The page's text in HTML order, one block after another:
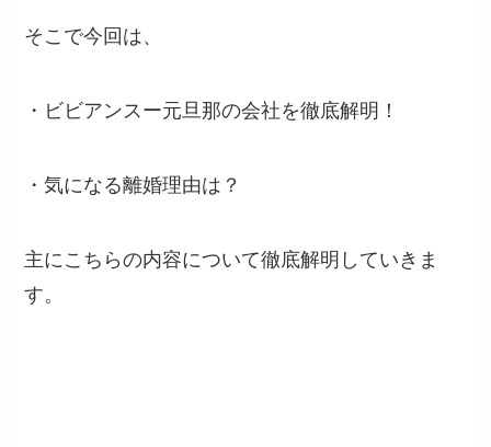
そこで今回は、
・ビビアンスー元旦那の会社を徹底解明！
・気になる離婚理由は？
主にこちらの内容について徹底解明していきま
す。